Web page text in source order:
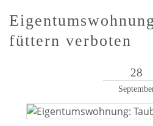
füttern verboten
28